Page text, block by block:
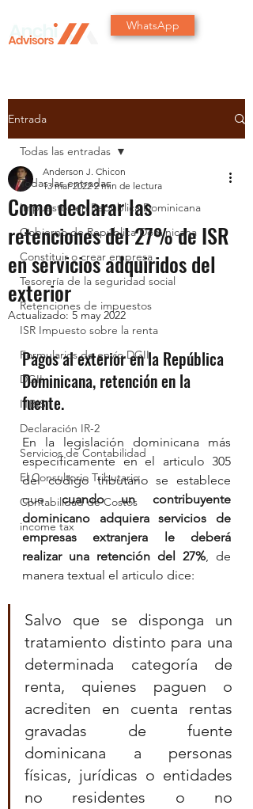
WhatsApp
Entrada
Todas las entradas
Impuestos en República Dominicana
Gobierno de República Dominicana
Constituir o crear empresa
Tesorería de la seguridad social
Retenciones de impuestos
ISR Impuesto sobre la renta
Formularios de envío DGII
DGII
ITBIS
Declaración IR-2
Servicios de Contabilidad
El Consultorio Tributario
Contabilidad de Costos
income tax
Todas las entradas
Como declarar las
retenciones del 27% de ISR
en servicios adquiridos del
exterior
Anderson J. Chicon
13 mar 2022 2 min de lectura
Actualizado: 5 may 2022
Pagos al exterior en la República
Dominicana, retención en la
fuente.
En la legislación dominicana más
específicamente en el articulo 305
del código tributario se establece
que cuando un contribuyente
dominicano adquiera servicios de
empresas extranjera le deberá
realizar una retención del 27%, de
manera textual el articulo dice:
Salvo que se disponga un
tratamiento distinto para una
determinada categoría de
renta, quienes paguen o
acrediten en cuenta rentas
gravadas de fuente
dominicana a personas
físicas, jurídicas o entidades
no residentes o no